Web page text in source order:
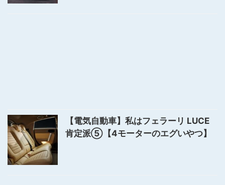
【電気自動車】私はフェラーリ LUCE
肯定派⑤【4モーターのエグいやつ】